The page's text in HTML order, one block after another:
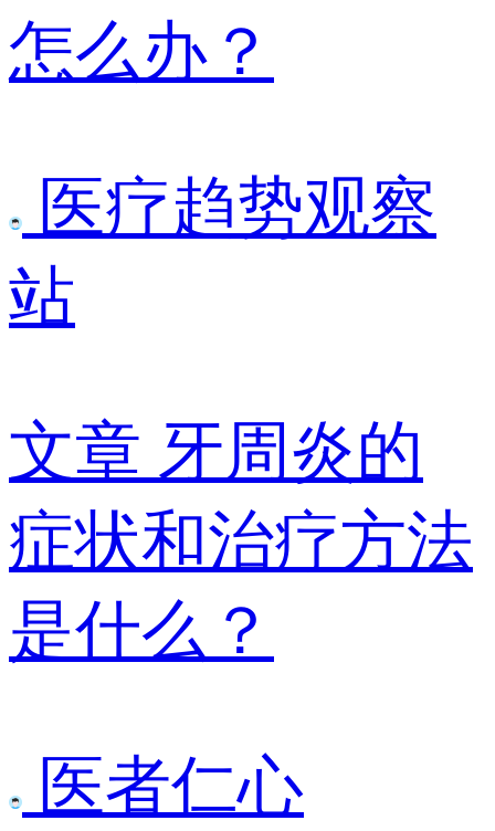
怎么办？
医疗趋势观察
站
文章 牙周炎的
症状和治疗方法
是什么？
医者仁心